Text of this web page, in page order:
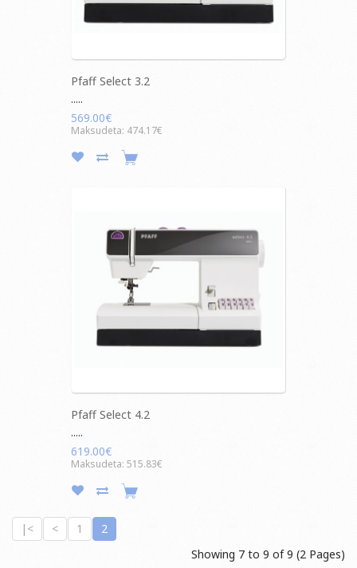
Pfaff Select 3.2
.....
569.00€
Maksudeta: 474.17€
Pfaff Select 4.2
.....
619.00€
Maksudeta: 515.83€
|< < 1
2
Showing 7 to 9 of 9 (2 Pages)